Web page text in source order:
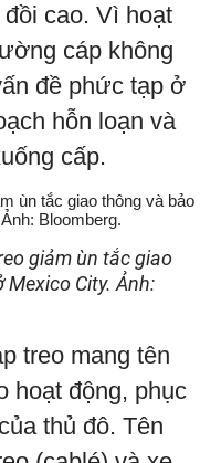
cao. Vì hoạt
cáp không
đề phức tạp ở
hỗn loạn và
cấp.
giảm ùn tắc giao
City. Ảnh:
treo mang tên
hoạt động, phục
thủ đô. Tên